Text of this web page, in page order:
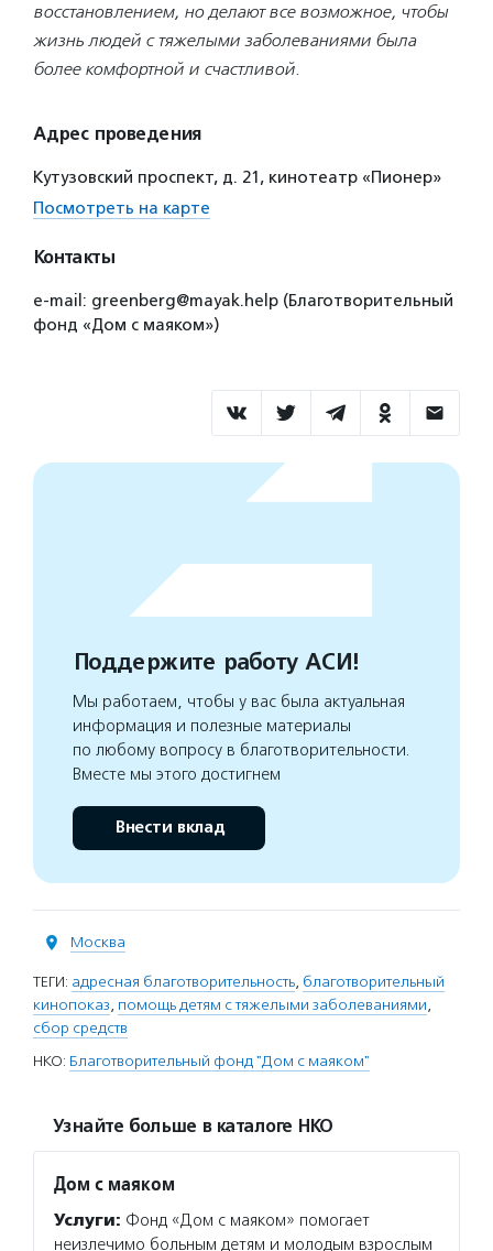
восстановлением, но делают все возможное, чтобы
жизнь людей с тяжелыми заболеваниями была
более комфортной и счастливой.
Адрес проведения
Кутузовский проспект, д. 21, кинотеатр «Пионер»
Посмотреть на карте
Контакты
e-mail: greenberg@mayak.help (Благотворительный
фонд «Дом с маяком»)
Поддержите работу АСИ!
Мы работаем, чтобы у вас была актуальная
информация и полезные материалы
по любому вопросу в благотворительности.
Вместе мы этого достигнем
Внести вклад
Москва
ТЕГИ: адресная благотворительность, благотворительный
кинопоказ, помощь детям с тяжелыми заболеваниями,
сбор средств
НКО: Благотворительный фонд "Дом с маяком"
Узнайте больше в каталоге НКО
Дом с маяком
Услуги: Фонд «Дом с маяком» помогает
неизлечимо больным детям и молодым взрослым